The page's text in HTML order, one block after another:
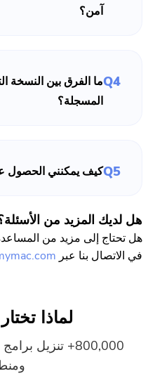
آمن؟
Q4ما الفرق بين النسخة
المسجلة؟
Q5كيف يمكنني الحصول
هل لديك المزيد من
هل تحتاج إلى مزيد من
في الاتصال بنا عبر
لماذا تختار iMyMac
يمكن تنزيل هذا
عنوان بريدك
على رابط
إذا كنت ترغب في